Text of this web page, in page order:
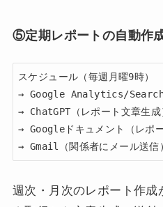
⑤定期レポートの自動作
スケジュール（毎週月曜9時）
→ Google Analytics/Search
→ ChatGPT（レポート文章生成
→ Googleドキュメント（レポー
→ Gmail（関係者にメール送信
週次・月次のレポート作成